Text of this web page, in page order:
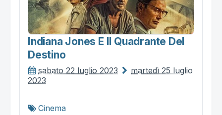
Indiana Jones E Il Quadrante Del
Destino
sabato 22 luglio 2023
martedì 25 luglio
2023
Cinema